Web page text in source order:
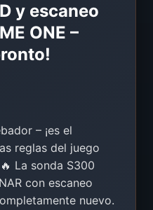
y escaneo
ONE –
– ¡es el
reglas del juego
La sonda S300
con escaneo
nuevo.